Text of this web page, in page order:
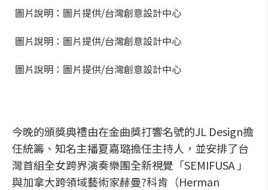
圖片說明：圖片提供/台灣創意設計中心
圖片說明：圖片提供/台灣創意設計中心
圖片說明：圖片提供/台灣創意設計中心
今晚的頒獎典禮由在金曲獎打響名號的JL Design擔
任統籌、知名主播夏嘉璐擔任主持人，並安排了台
灣首組全女跨界演奏樂團全新視覺「SEMIFUSA 」
與加拿大跨領域藝術家赫曼?科肯（Herman